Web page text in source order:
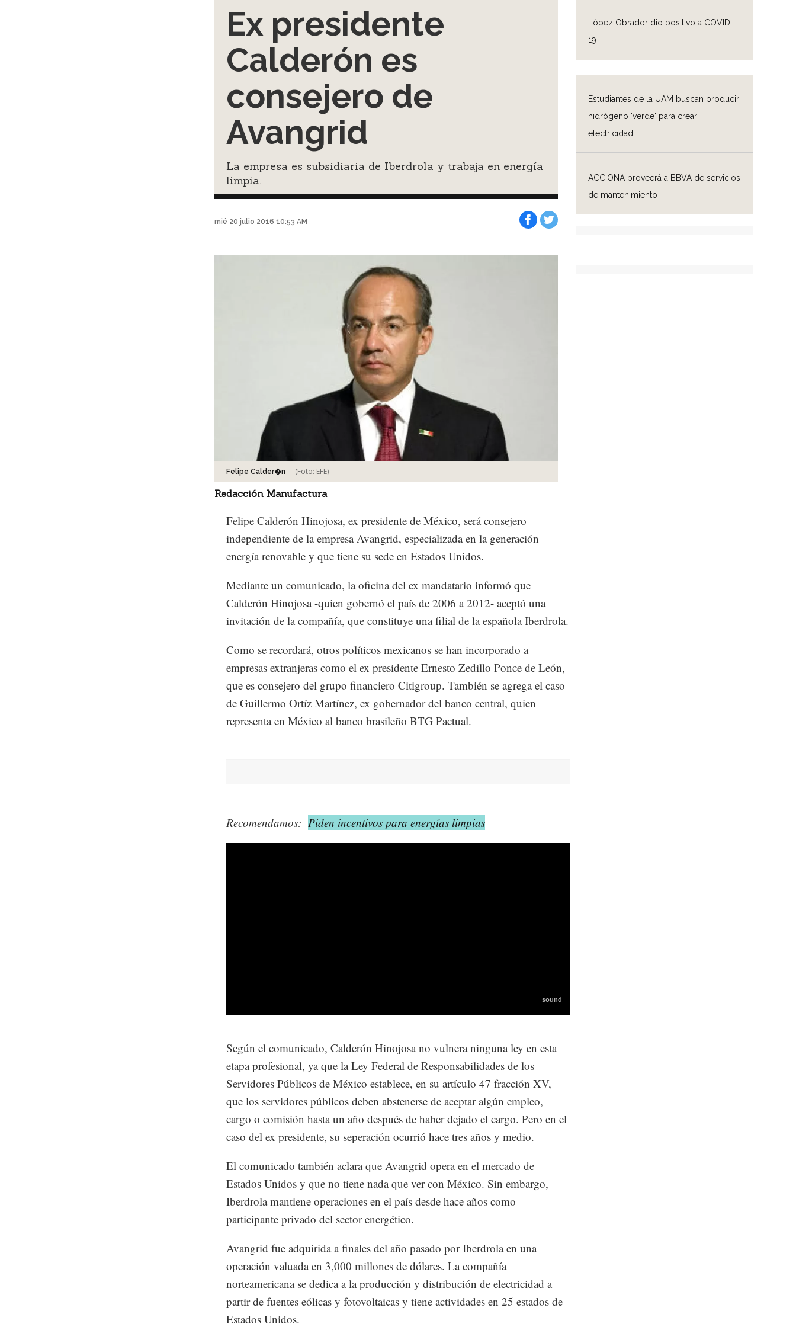
López Obrador dio positivo a COVID-
19
Estudiantes de la UAM buscan producir
hidrógeno 'verde' para crear
electricidad
ACCIONA proveerá a BBVA de servicios
de mantenimiento
Ex presidente
Calderón es
consejero de
Avangrid
La empresa es subsidiaria de Iberdrola y trabaja en energía
limpia.
mié 20 julio 2016 10:53 AM
Felipe Calder�n - (Foto: EFE)
Redacción Manufactura
Felipe Calderón Hinojosa, ex presidente de México, será consejero
independiente de la empresa Avangrid, especializada en la generación
energía renovable y que tiene su sede en Estados Unidos.
Mediante un comunicado, la oficina del ex mandatario informó que
Calderón Hinojosa -quien gobernó el país de 2006 a 2012- aceptó una
invitación de la compañía, que constituye una filial de la española Iberdrola.
Como se recordará, otros políticos mexicanos se han incorporado a
empresas extranjeras como el ex presidente Ernesto Zedillo Ponce de León,
que es consejero del grupo financiero Citigroup. También se agrega el caso
de Guillermo Ortíz Martínez, ex gobernador del banco central, quien
representa en México al banco brasileño BTG Pactual.
Recomendamos: Piden incentivos para energías limpias
Según el comunicado, Calderón Hinojosa no vulnera ninguna ley en esta
etapa profesional, ya que la Ley Federal de Responsabilidades de los
Servidores Públicos de México establece, en su artículo 47 fracción XV,
que los servidores públicos deben abstenerse de aceptar algún empleo,
cargo o comisión hasta un año después de haber dejado el cargo. Pero en el
caso del ex presidente, su seperación ocurrió hace tres años y medio.
El comunicado también aclara que Avangrid opera en el mercado de
Estados Unidos y que no tiene nada que ver con México. Sin embargo,
Iberdrola mantiene operaciones en el país desde hace años como
participante privado del sector energético.
Avangrid fue adquirida a finales del año pasado por Iberdrola en una
operación valuada en 3,000 millones de dólares. La compañía
norteamericana se dedica a la producción y distribución de electricidad a
partir de fuentes eólicas y fotovoltaicas y tiene actividades en 25 estados de
Estados Unidos.